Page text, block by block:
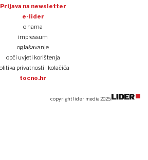
Prijava na newsletter
e-lider
o nama
impressum
oglašavanje
opći uvjeti korištenja
privatnosti i kolačića
tocno.hr
copyright lider media 2025.